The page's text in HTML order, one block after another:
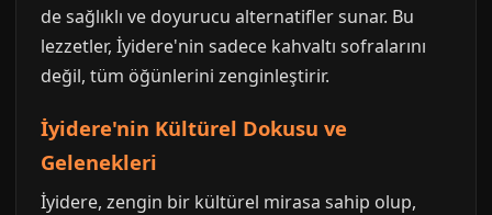
de sağlıklı ve doyurucu alternatifler sunar. Bu
lezzetler, İyidere'nin sadece kahvaltı sofralarını
değil, tüm öğünlerini zenginleştirir.
İyidere'nin Kültürel Dokusu ve
Gelenekleri
İyidere, zengin bir kültürel mirasa sahip olup,